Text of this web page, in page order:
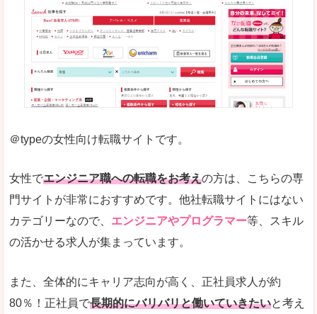
求人数が多すぎて、逆に絞り込みに悩んだり、迷
雇用形態にもよりますが、給与額に幅があります。
詳しい説明
希望する職種の平均時給がすぐにわかるので、給
また、他社転職サイトにはない日払いや週払いと
新着案件が続々とアップされるので、転職を急い
人気度
また、上戸彩さんのCMでおなじみなこともあり
＠typeの女性向け転職サイトです。
女性でエンジニア職への転職をお考えの方は、こちらの専
門サイトが非常におすすめです。他社転職サイトにはない
カテゴリーなので、 エンジニアやプログラマー等、スキル
の活かせる求人が集まっています。
また、全体的にキャリア志向が高く、正社員求人が約
80％！正社員で長期的にバリバリと働いていきたいと考え